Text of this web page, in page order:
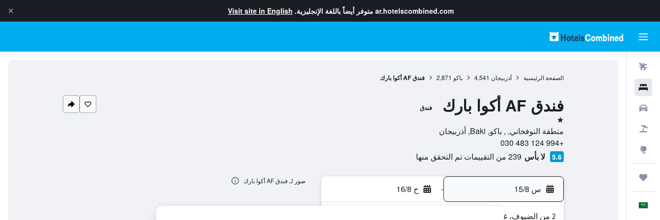
ar.hotelscombined.com متوفر أيضاً باللغة الإنجليزية. Visit site in English
الصفحة الرئيسية أذربيجان 4,541 باكو 2,871 فندق AF أكوا بارك
فندق AF أكوا بارك فندق
نجمة واحدة
منطقة النوفخاني, , باكو, Baki, أذربيجان
+994 124 483 030
5.6 لا بأس 239 من التقييمات تم التحقق منها
س 15/8 - ح 16/8
2 من الضيوف، غرفة واحدة
صور لـ فندق AF أكوا بارك